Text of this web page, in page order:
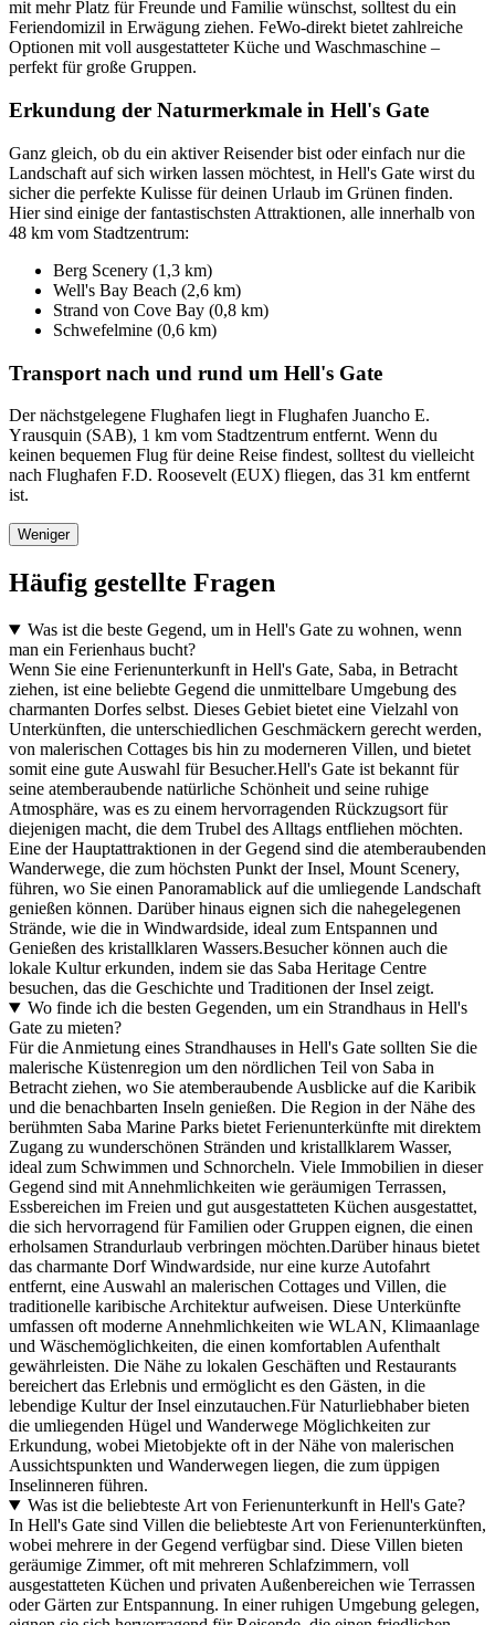
mit mehr Platz für Freunde und Familie wünschst, solltest du ein
Feriendomizil in Erwägung ziehen. FeWo-direkt bietet zahlreiche
Optionen mit voll ausgestatteter Küche und Waschmaschine –
perfekt für große Gruppen.
Erkundung der Naturmerkmale in Hell's Gate
Ganz gleich, ob du ein aktiver Reisender bist oder einfach nur die
Landschaft auf sich wirken lassen möchtest, in Hell's Gate wirst du
sicher die perfekte Kulisse für deinen Urlaub im Grünen finden.
Hier sind einige der fantastischsten Attraktionen, alle innerhalb von
48 km vom Stadtzentrum:
Berg Scenery (1,3 km)
Well's Bay Beach (2,6 km)
Strand von Cove Bay (0,8 km)
Schwefelmine (0,6 km)
Transport nach und rund um Hell's Gate
Der nächstgelegene Flughafen liegt in Flughafen Juancho E.
Yrausquin (SAB), 1 km vom Stadtzentrum entfernt. Wenn du
keinen bequemen Flug für deine Reise findest, solltest du vielleicht
nach Flughafen F.D. Roosevelt (EUX) fliegen, das 31 km entfernt
ist.
Weniger
Häufig gestellte Fragen
Was ist die beste Gegend, um in Hell's Gate zu wohnen, wenn
man ein Ferienhaus bucht?
Wenn Sie eine Ferienunterkunft in Hell's Gate, Saba, in Betracht
ziehen, ist eine beliebte Gegend die unmittelbare Umgebung des
charmanten Dorfes selbst. Dieses Gebiet bietet eine Vielzahl von
Unterkünften, die unterschiedlichen Geschmäckern gerecht werden,
von malerischen Cottages bis hin zu moderneren Villen, und bietet
somit eine gute Auswahl für Besucher.Hell's Gate ist bekannt für
seine atemberaubende natürliche Schönheit und seine ruhige
Atmosphäre, was es zu einem hervorragenden Rückzugsort für
diejenigen macht, die dem Trubel des Alltags entfliehen möchten.
Eine der Hauptattraktionen in der Gegend sind die atemberaubenden
Wanderwege, die zum höchsten Punkt der Insel, Mount Scenery,
führen, wo Sie einen Panoramablick auf die umliegende Landschaft
genießen können. Darüber hinaus eignen sich die nahegelegenen
Strände, wie die in Windwardside, ideal zum Entspannen und
Genießen des kristallklaren Wassers.Besucher können auch die
lokale Kultur erkunden, indem sie das Saba Heritage Centre
besuchen, das die Geschichte und Traditionen der Insel zeigt.
Wo finde ich die besten Gegenden, um ein Strandhaus in Hell's
Gate zu mieten?
Für die Anmietung eines Strandhauses in Hell's Gate sollten Sie die
malerische Küstenregion um den nördlichen Teil von Saba in
Betracht ziehen, wo Sie atemberaubende Ausblicke auf die Karibik
und die benachbarten Inseln genießen. Die Region in der Nähe des
berühmten Saba Marine Parks bietet Ferienunterkünfte mit direktem
Zugang zu wunderschönen Stränden und kristallklarem Wasser,
ideal zum Schwimmen und Schnorcheln. Viele Immobilien in dieser
Gegend sind mit Annehmlichkeiten wie geräumigen Terrassen,
Essbereichen im Freien und gut ausgestatteten Küchen ausgestattet,
die sich hervorragend für Familien oder Gruppen eignen, die einen
erholsamen Strandurlaub verbringen möchten.Darüber hinaus bietet
das charmante Dorf Windwardside, nur eine kurze Autofahrt
entfernt, eine Auswahl an malerischen Cottages und Villen, die
traditionelle karibische Architektur aufweisen. Diese Unterkünfte
umfassen oft moderne Annehmlichkeiten wie WLAN, Klimaanlage
und Wäschemöglichkeiten, die einen komfortablen Aufenthalt
gewährleisten. Die Nähe zu lokalen Geschäften und Restaurants
bereichert das Erlebnis und ermöglicht es den Gästen, in die
lebendige Kultur der Insel einzutauchen.Für Naturliebhaber bieten
die umliegenden Hügel und Wanderwege Möglichkeiten zur
Erkundung, wobei Mietobjekte oft in der Nähe von malerischen
Aussichtspunkten und Wanderwegen liegen, die zum üppigen
Inselinneren führen.
Was ist die beliebteste Art von Ferienunterkunft in Hell's Gate?
In Hell's Gate sind Villen die beliebteste Art von Ferienunterkünften,
wobei mehrere in der Gegend verfügbar sind. Diese Villen bieten
geräumige Zimmer, oft mit mehreren Schlafzimmern, voll
ausgestatteten Küchen und privaten Außenbereichen wie Terrassen
oder Gärten zur Entspannung. In einer ruhigen Umgebung gelegen,